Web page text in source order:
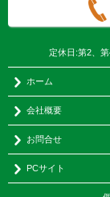
定休日:第2、
ホーム
会社概要
お問合せ
PCサイト